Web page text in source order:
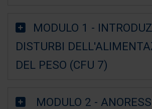
MODULO 1 -
DISTURBI
DEL PESO (CFU 7)
MODULO 2 -